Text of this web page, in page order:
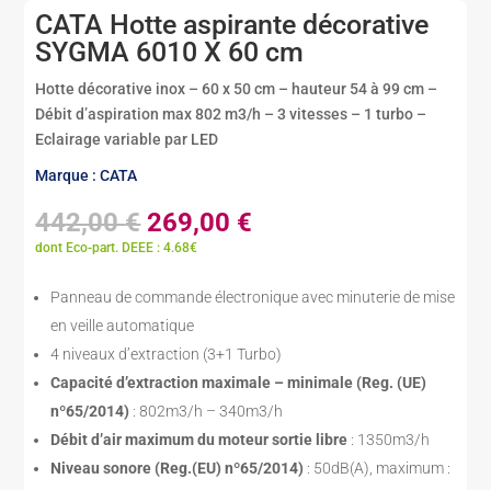
CATA Hotte aspirante décorative
SYGMA 6010 X 60 cm
Hotte décorative inox – 60 x 50 cm – hauteur 54 à 99 cm –
Débit d’aspiration max 802 m3/h – 3 vitesses – 1 turbo –
Eclairage variable par LED
Marque : CATA
442,00€Le
prix
était :
442,00 €.
269,00 €
est :
dont Eco-part. DEEE : 4.68€
Panneau de commande électronique avec minuterie de mise
en veille automatique
4 niveaux d’extraction (3+1 Turbo)
Capacité d’extraction maximale – minimale (Reg. (UE)
nº65/2014) : 802m3/h – 340m3/h
Débit d’air maximum du moteur sortie libre : 1350m3/h
Niveau sonore (Reg.(EU) nº65/2014) : 50dB(A), maximum :